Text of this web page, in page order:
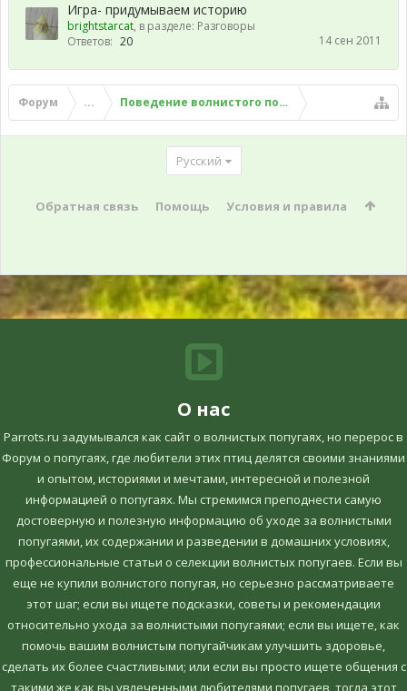
Игра- придумываем историю
brightstarcat, в разделе: Разговоры
Ответов: 20 14 сен 2011
Форум ... Поведение волнистого попугая
Русский
Обратная связь Помощь Условия и правила
О нас
Parrots.ru задумывался как сайт о волнистых попугаях, но перерос в
Форум о попугаях, где любители этих птиц делятся своими знаниями
и опытом, историями и мечтами, интересной и полезной
информацией о попугаях. Мы стремимся преподнести самую
достоверную и полезную информацию об уходе за волнистыми
попугаями, их содержании и разведении в домашних условиях,
профессиональные статьи о селекции волнистых попугаев. Если вы
еще не купили волнистого попугая, но серьезно рассматриваете
этот шаг; если вы ищете подсказки, советы и рекомендации
относительно ухода за волнистыми попугаями; если вы ищете, как
помочь вашим волнистым попугайчикам улучшить здоровье,
сделать их более счастливыми; или если вы просто ищете общения с
такими же как вы увлеченными любителями попугаев, тогда этот